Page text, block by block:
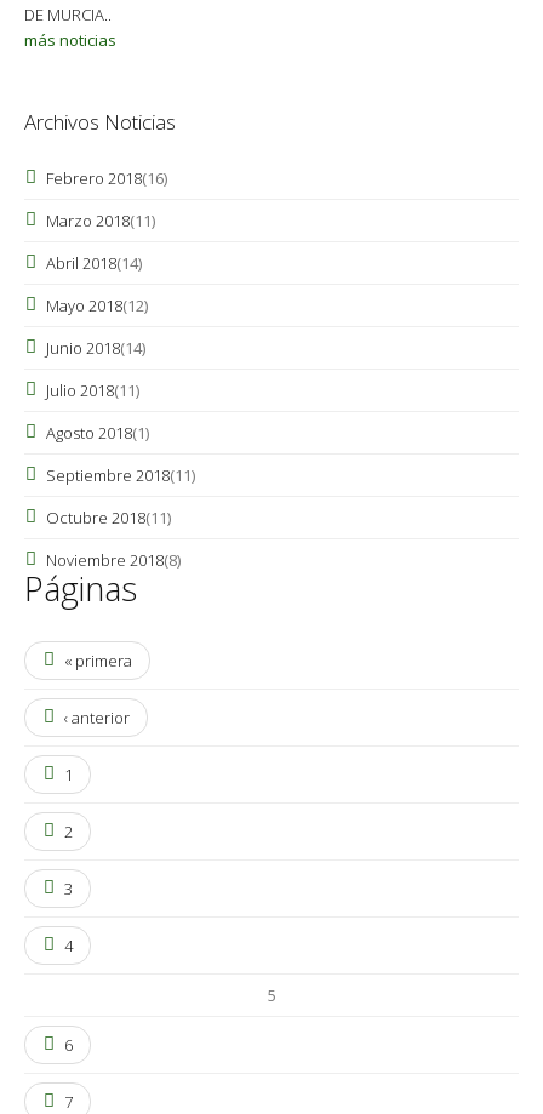
DE MURCIA..
más noticias
Archivos Noticias
Febrero 2018(16)
Marzo 2018(11)
Abril 2018(14)
Mayo 2018(12)
Junio 2018(14)
Julio 2018(11)
Agosto 2018(1)
Septiembre 2018(11)
Octubre 2018(11)
Noviembre 2018(8)
Páginas
« primera
‹ anterior
1
2
3
4
5
6
7